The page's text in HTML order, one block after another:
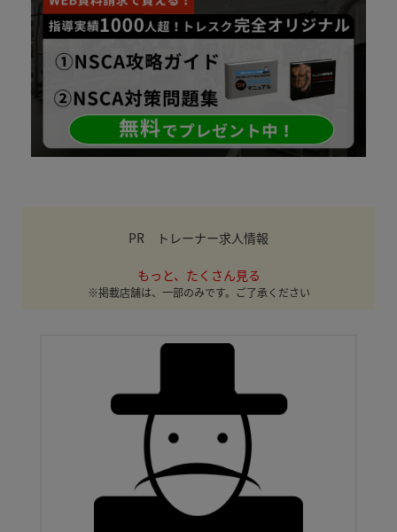
PR トレーナー求人情報
もっと、たくさん見る
※掲載店舗は、一部のみです。ご了承ください